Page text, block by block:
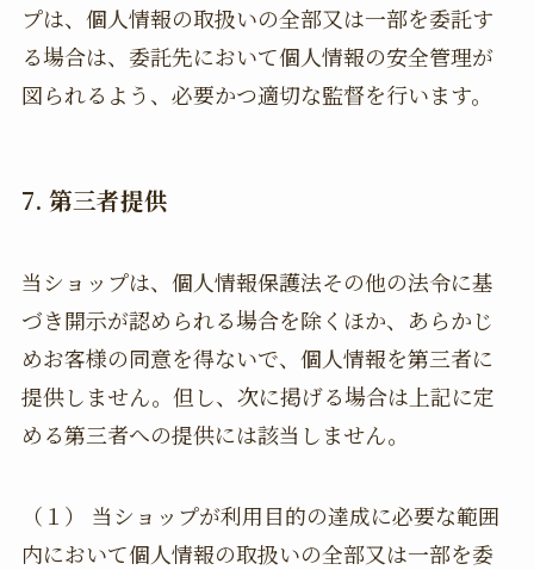
プは、個人情報の取扱いの全部又は一部を委託す
る場合は、委託先において個人情報の安全管理が
図られるよう、必要かつ適切な監督を行います。
7. 第三者提供
当ショップは、個人情報保護法その他の法令に基
づき開示が認められる場合を除くほか、あらかじ
めお客様の同意を得ないで、個人情報を第三者に
提供しません。但し、次に掲げる場合は上記に定
める第三者への提供には該当しません。
（１） 当ショップが利用目的の達成に必要な範囲
内において個人情報の取扱いの全部又は一部を委